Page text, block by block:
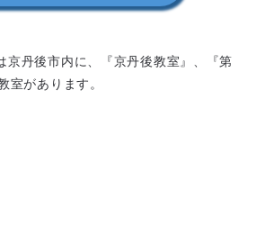
京丹後市内に、『京丹後教室』、『第
室があります。